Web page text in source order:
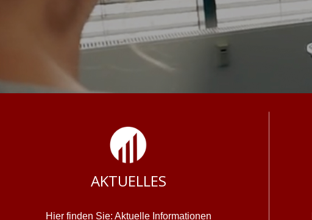
AKTUELLES
Hier finden Sie: Aktuelle Informationen